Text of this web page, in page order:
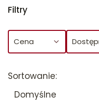
Filtry
Cena
Lista
Sortowanie:
Domyślne